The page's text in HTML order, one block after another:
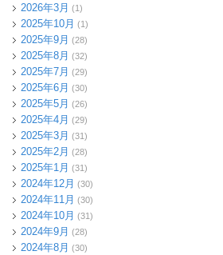
2026年3月 (1)
2025年10月 (1)
2025年9月 (28)
2025年8月 (32)
2025年7月 (29)
2025年6月 (30)
2025年5月 (26)
2025年4月 (29)
2025年3月 (31)
2025年2月 (28)
2025年1月 (31)
2024年12月 (30)
2024年11月 (30)
2024年10月 (31)
2024年9月 (28)
2024年8月 (30)